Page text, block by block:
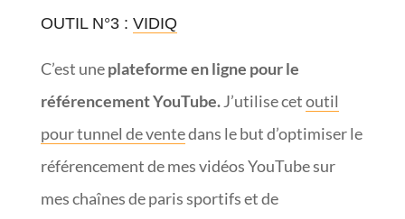
OUTIL N°3 : VIDIQ
C’est uneplateforme en ligne pour le
référencement YouTube.J’utilise cetoutil
pour tunnel de ventedans le but d’optimiser le
référencement de mes vidéos YouTube sur
mes chaînes de paris sportifs et de